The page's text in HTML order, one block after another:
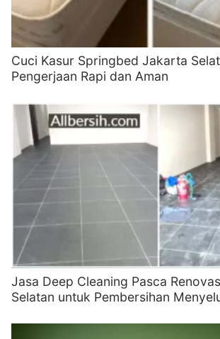
Cuci Kasur Springbed Jakarta
Pengerjaan Rapi dan Aman
Jasa Deep Cleaning Pasca
Selatan untuk Pembersihan